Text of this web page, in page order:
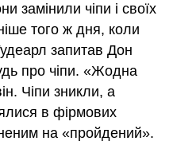
замінили чіпи і своїх
того ж дня, коли
запитав Дон
про чіпи. «Жодна
Чіпи зникли, а
в фірмових
на «пройдений».